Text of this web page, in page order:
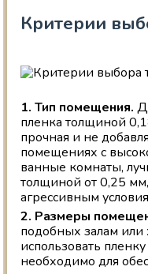
Критерии
1. Тип помещения.
пленка толщиной
прочная и не
помещениях с
ванные комнаты,
толщиной от 0,25
агрессивным
2. Размеры
подобных залам или
использовать
необходимо для